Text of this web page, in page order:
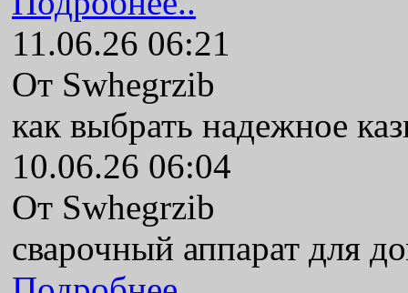
11.06.26 06:21
От Swhegrzib
как выбрать надежное
10.06.26 06:04
От Swhegrzib
сварочный аппарат для